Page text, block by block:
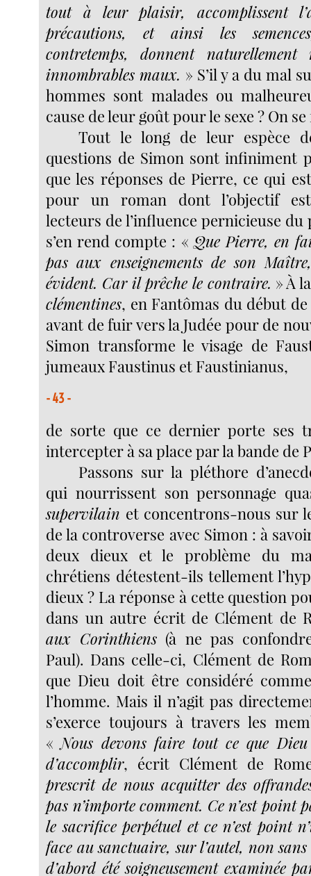
tout à leur plaisir, accomplissent
précautions, et ainsi les
contretemps, donnent naturellement
innombrables maux. » S’il y a du mal
hommes sont malades ou
cause de leur goût pour le sexe ? On
Tout le long de leur espèce
questions de Simon sont infiniment
que les réponses de Pierre, ce qui
pour un roman dont l’objectif est
lecteurs de l’influence pernicieuse
s’en rend compte : «Que Pierre, en
pas aux enseignements de son
évident. Car il prêche le contraire. » À
clémentines, en Fantômas du début
avant de fuir vers la Judée pour de
Simon transforme le visage de
jumeaux Faustinus et Faustinianus,
- 43 -
de sorte que ce dernier porte ses
intercepter à sa place par la bande de
Passons sur la pléthore
qui nourrissent son personnage
supervilain et concentrons-nous sur
de la controverse avec Simon : à
deux dieux et le problème du
chrétiens détestent-ils tellement
dieux ? La réponse à cette question
dans un autre écrit de Clément de
aux Corinthiens (à ne pas
Paul). Dans celle-ci, Clément de
que Dieu doit être considéré
l’homme. Mais il n’agit pas
s’exerce toujours à travers les
«Nous devons faire tout ce que
d’accomplir, écrit Clément de
prescrit de nous acquitter des
pas n’importe comment. Ce n’est point
le sacrifice perpétuel et ce n’est point
face au sanctuaire, sur l’autel, non
d’abord été soigneusement examinée